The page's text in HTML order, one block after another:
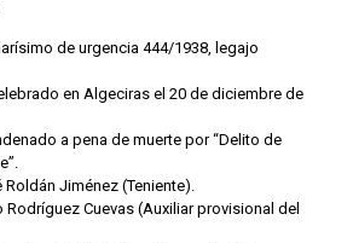
de urgencia 444/1938, legajo
en Algeciras el 20 de diciembre de
a pena de muerte por “Delito de
Jiménez (Teniente).
Rodríguez Cuevas (Auxiliar provisional del